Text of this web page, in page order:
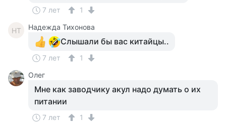
7 лет 1
НТ Надежда Тихонова
Слышали бы вас китайцы..
7 лет
1
Олег
Мне как заводчику акул надо думать о их
питании
7 лет 1